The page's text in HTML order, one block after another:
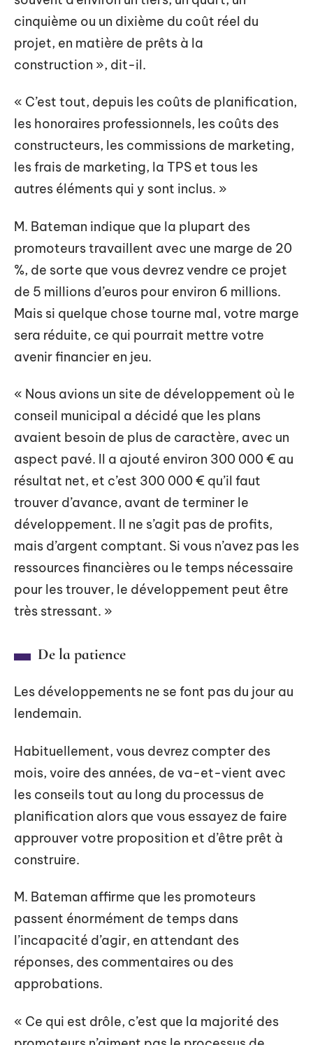
cinquième ou un dixième du coût réel du
projet, en matière de prêts à la
construction », dit-il.
« C’est tout, depuis les coûts de planification,
les honoraires professionnels, les coûts des
constructeurs, les commissions de marketing,
les frais de marketing, la TPS et tous les
autres éléments qui y sont inclus. »
M. Bateman indique que la plupart des
promoteurs travaillent avec une marge de 20
%, de sorte que vous devrez vendre ce projet
de 5 millions d’euros pour environ 6 millions.
Mais si quelque chose tourne mal, votre marge
sera réduite, ce qui pourrait mettre votre
avenir financier en jeu.
« Nous avions un site de développement où le
conseil municipal a décidé que les plans
avaient besoin de plus de caractère, avec un
aspect pavé. Il a ajouté environ 300 000 € au
résultat net, et c’est 300 000 € qu’il faut
trouver d’avance, avant de terminer le
développement. Il ne s’agit pas de profits,
mais d’argent comptant. Si vous n’avez pas les
ressources financières ou le temps nécessaire
pour les trouver, le développement peut être
très stressant. »
De la patience
Les développements ne se font pas du jour au
lendemain.
Habituellement, vous devrez compter des
mois, voire des années, de va-et-vient avec
les conseils tout au long du processus de
planification alors que vous essayez de faire
approuver votre proposition et d’être prêt à
construire.
M. Bateman affirme que les promoteurs
passent énormément de temps dans
l’incapacité d’agir, en attendant des
réponses, des commentaires ou des
approbations.
« Ce qui est drôle, c’est que la majorité des